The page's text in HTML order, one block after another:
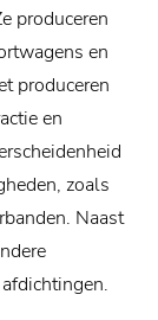
produceren
en
produceren
en
zoals
Naast